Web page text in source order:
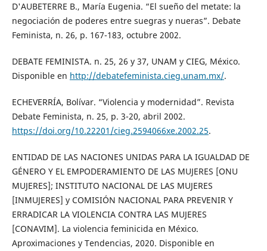
D'AUBETERRE B., María Eugenia. “El sueño del metate: la
negociación de poderes entre suegras y nueras”. Debate
Feminista, n. 26, p. 167-183, octubre 2002.
DEBATE FEMINISTA. n. 25, 26 y 37, UNAM y CIEG, México.
Disponible en http://debatefeminista.cieg.unam.mx/.
ECHEVERRÍA, Bolívar. “Violencia y modernidad”. Revista
Debate Feminista, n. 25, p. 3-20, abril 2002.
https://doi.org/10.22201/cieg.2594066xe.2002.25.
ENTIDAD DE LAS NACIONES UNIDAS PARA LA IGUALDAD DE
GÉNERO Y EL EMPODERAMIENTO DE LAS MUJERES [ONU
MUJERES]; INSTITUTO NACIONAL DE LAS MUJERES
[INMUJERES] y COMISIÓN NACIONAL PARA PREVENIR Y
ERRADICAR LA VIOLENCIA CONTRA LAS MUJERES
[CONAVIM]. La violencia feminicida en México.
Aproximaciones y Tendencias, 2020. Disponible en